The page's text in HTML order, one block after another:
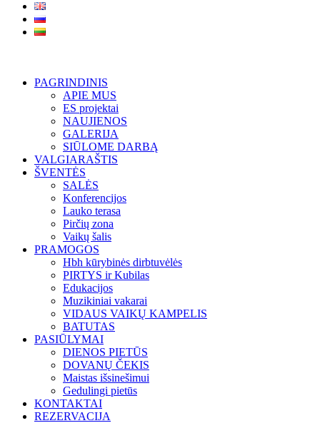
PAGRINDINIS
APIE MUS
ES projektai
NAUJIENOS
GALERIJA
SIŪLOME DARBĄ
VALGIARAŠTIS
ŠVENTĖS
SALĖS
Konferencijos
Lauko terasa
Pirčių zona
Vaikų šalis
PRAMOGOS
Hbh kūrybinės dirbtuvėlės
PIRTYS ir Kubilas
Edukacijos
Muzikiniai vakarai
VIDAUS VAIKŲ KAMPELIS
BATUTAS
PASIŪLYMAI
DIENOS PIETŪS
DOVANŲ ČEKIS
Maistas išsinešimui
Gedulingi pietūs
KONTAKTAI
REZERVACIJA